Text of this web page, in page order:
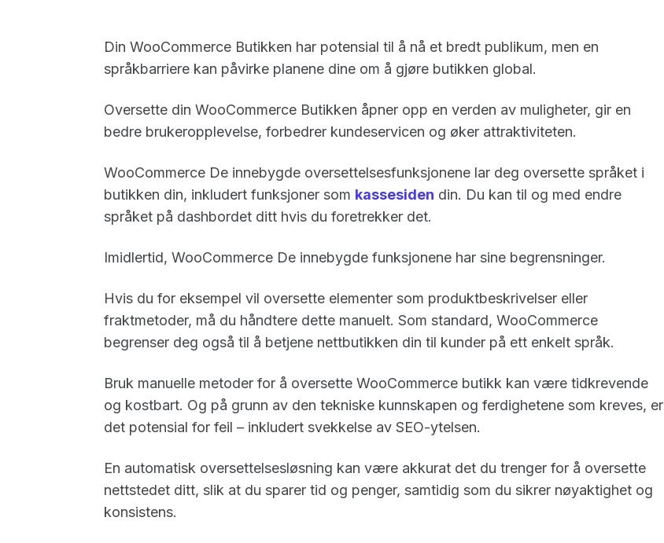
Din WooCommerce Butikken har potensial til å nå et bredt publikum, men en
språkbarriere kan påvirke planene dine om å gjøre butikken global.
Oversette din WooCommerce Butikken åpner opp en verden av muligheter, gir en
bedre brukeropplevelse, forbedrer kundeservicen og øker attraktiviteten.
WooCommerce De innebygde oversettelsesfunksjonene lar deg oversette språket i
butikken din, inkludert funksjoner som kassesiden din. Du kan til og med endre
språket på dashbordet ditt hvis du foretrekker det.
Imidlertid, WooCommerce De innebygde funksjonene har sine begrensninger.
Hvis du for eksempel vil oversette elementer som produktbeskrivelser eller
fraktmetoder, må du håndtere dette manuelt. Som standard, WooCommerce
begrenser deg også til å betjene nettbutikken din til kunder på ett enkelt språk.
Bruk manuelle metoder for å oversette WooCommerce butikk kan være tidkrevende
og kostbart. Og på grunn av den tekniske kunnskapen og ferdighetene som kreves, er
det potensial for feil – inkludert svekkelse av SEO-ytelsen.
En automatisk oversettelsesløsning kan være akkurat det du trenger for å oversette
nettstedet ditt, slik at du sparer tid og penger, samtidig som du sikrer nøyaktighet og
konsistens.